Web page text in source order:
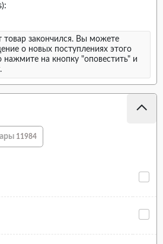
закончился. Вы можете
о новых поступлениях этого
нажмите на кнопку "оповестить" и
11984